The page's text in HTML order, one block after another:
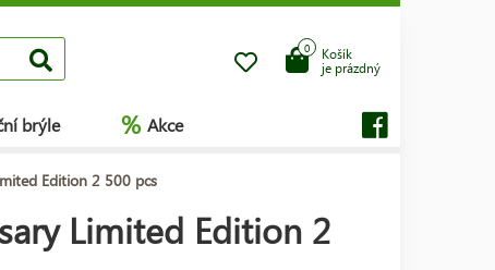
Košík
je prázdný
0
brýle % Akce
Edition 2 500 pcs
Limited Edition 2